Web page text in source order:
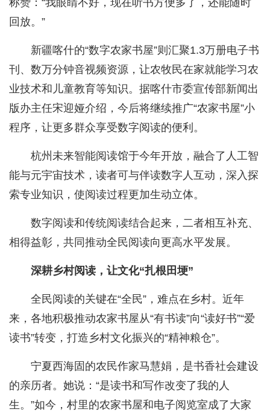
称赞：“我眼睛不好，现在听书方便多了，还能随时
回放。”
新疆喀什的“数字农家书屋”则汇聚1.3万册电子书
刊、数万分钟音视频资源，让农牧民在家就能学习农
业技术和儿童教育等知识。据喀什市委宣传部新闻出
版办主任宋迎娅介绍，今后将继续推广“农家书屋”小
程序，让更多群众享受数字阅读的便利。
杭州未来智能阅读馆于今年开放，融合了人工智
能与元宇宙技术，读者可与伴读数字人互动，深入探
索专业知识，使阅读过程更加生动立体。
数字阅读和传统阅读结合起来，二者相互补充、
相得益彰，共同推动全民阅读向更高水平发展。
深耕乡村阅读，让文化“扎根田埂”
全民阅读的关键在“全民”，难点在乡村。近年
来，各地积极推动农家书屋从“有书读”向“读好书”“爱
读书”转变，打造乡村文化振兴的“精神粮仓”。
宁夏西海固的农民作家马慧娟，是书香社会建设
的亲历者。她说：“是读书和写作改变了我的人
生。”如今，村里的农家书屋和电子阅览室成了大家